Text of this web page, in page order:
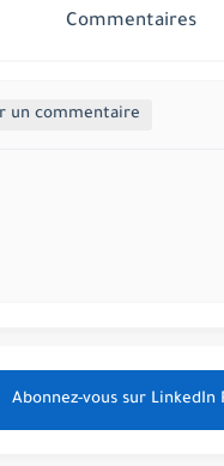
Commentaires
un commentaire
Abonnez-vous sur LinkedIn